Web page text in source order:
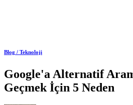
Blog / Teknoloji
Google'a Alternatif
Geçmek İçin 5 Neden